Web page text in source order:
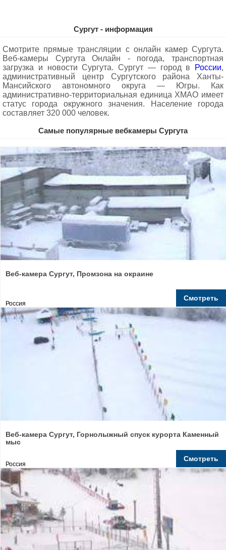
Сургут - информация
Смотрите прямые трансляции с онлайн камер Сургута.
Веб-камеры Сургута Oнлайн - погода, транспортная
загрузка и новости Сургута. Сургут — город в
России,
административный центр Сургутского района Ханты-
Мансийского автономного округа — Югры. Как
административно-территориальная единица ХМАО имеет
статус города окружного значения. Население города
составляет 320 000 человек.
Самые популярные вебкамеры Сургута
Веб-камера Сургут, Промзона на окраине
Россия
Смотреть
Веб-камера Сургут, Горнолыжный спуск курорта Каменный
мыс
Россия
Смотреть